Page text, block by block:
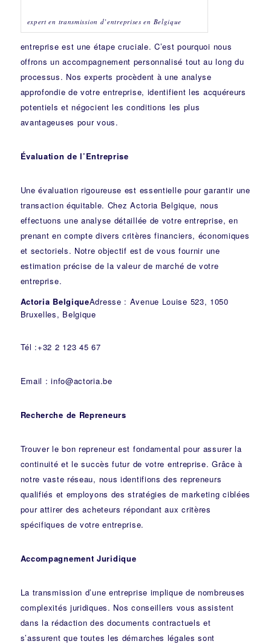
expert en transmission d’entreprises en Belgique
entreprise est une étape cruciale. C’est pourquoi nous
offrons un accompagnement personnalisé tout au long du
processus. Nos experts procèdent à une analyse
approfondie de votre entreprise, identifient les acquéreurs
potentiels et négocient les conditions les plus
avantageuses pour vous.
Évaluation de l’Entreprise
Une évaluation rigoureuse est essentielle pour garantir une
transaction équitable. Chez Actoria Belgique, nous
effectuons une analyse détaillée de votre entreprise, en
prenant en compte divers critères financiers, économiques
et sectoriels. Notre objectif est de vous fournir une
estimation précise de la valeur de marché de votre
entreprise.
Actoria BelgiqueAdresse : Avenue Louise 523, 1050
Bruxelles, Belgique
Tél :+32 2 123 45 67
Email : info@actoria.be
Recherche de Repreneurs
Trouver le bon repreneur est fondamental pour assurer la
continuité et le succès futur de votre entreprise. Grâce à
notre vaste réseau, nous identifions des repreneurs
qualifiés et employons des stratégies de marketing ciblées
pour attirer des acheteurs répondant aux critères
spécifiques de votre entreprise.
Accompagnement Juridique
La transmission d’une entreprise implique de nombreuses
complexités juridiques. Nosconseillers vous assistent
dans la rédaction des documents contractuels et
s’assurent que toutes les démarches légales sont